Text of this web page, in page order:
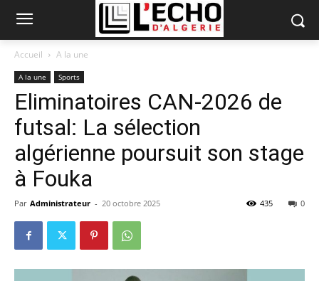
Accueil A la une
A la une Sports
Eliminatoires CAN-2026 de
futsal: La sélection
algérienne poursuit son stage
à Fouka
Par Administrateur - 20 octobre 2025 0
435